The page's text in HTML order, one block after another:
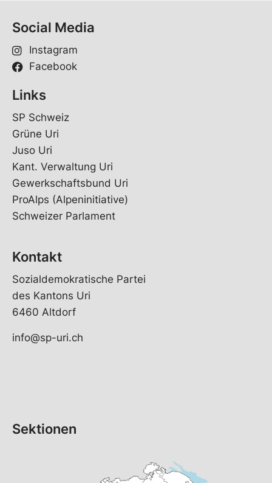
Social Media
Instagram
Facebook
Links
SP Schweiz
Grüne Uri
Juso Uri
Kant. Verwaltung Uri
Gewerkschaftsbund Uri
ProAlps (Alpeninitiative)
Schweizer Parlament
Kontakt
Sozialdemokratische Partei
des Kantons Uri
6460 Altdorf
info@sp-uri.ch
Sektionen